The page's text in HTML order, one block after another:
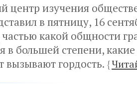
центр изучения
в пятницу, 16
какой общности
в большей степени,
вызывают гордость. {